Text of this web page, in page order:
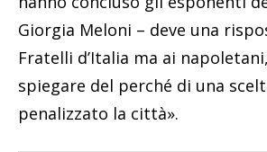
Giorgia Meloni – deve una
Fratelli d’Italia ma ai
spiegare del perché di una
penalizzato la città».